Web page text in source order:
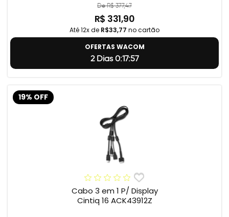
De R$ 377,47
R$ 331,90
Até 12x de R$33,77 no cartão
OFERTAS WACOM
2 Dias 0:17:56
19% OFF
Cabo 3 em 1 P/ Display
Cintiq 16 ACK43912Z